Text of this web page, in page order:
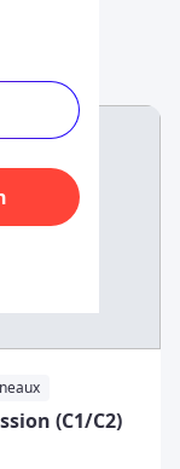
(C1/C2)